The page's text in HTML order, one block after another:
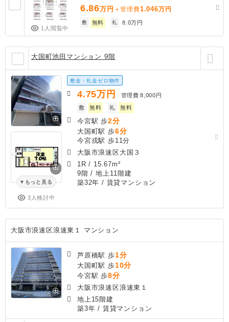
1人閲覧中
6.86万円 ＋管理費1.046万円
敷 無料 礼 8.0万円
大国町池田マンション 9階
もっと見る
3人検討中
敷金・礼金ゼロ物件
4.75万円 管理費 8,000円
敷
無料 礼 無料
今宮駅 歩2分
大国町駅 歩6分
今宮戎駅 歩11分
大阪市浪速区大国３
1R / 15.67m²
9階 / 地上11階建
築32年 / 賃貸マンション
大阪市浪速区浪速東１ マンション
芦原橋駅 歩1分
大国町駅 歩10分
今宮駅 歩8分
大阪市浪速区浪速東１
地上15階建
築3年 / 賃貸マンション